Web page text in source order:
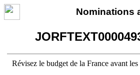
Nominations
Révisez le budget de la France avant les